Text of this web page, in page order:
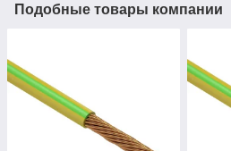
Подобные товары компании